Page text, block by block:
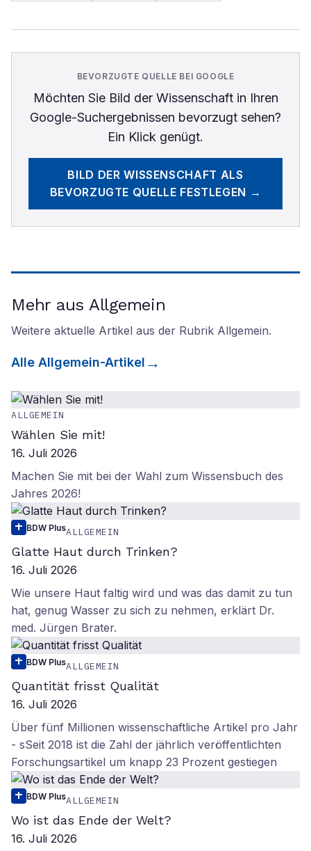
BEVORZUGTE QUELLE BEI GOOGLE
Möchten Sie Bild der Wissenschaftin Ihren
Google-Suchergebnissen bevorzugt sehen?
Ein Klick genügt.
BILD DER WISSENSCHAFT ALS
BEVORZUGTE QUELLE FESTLEGEN →
Mehr aus Allgemein
Weitere aktuelle Artikel aus der Rubrik Allgemein.
Alle Allgemein-Artikel
ALLGEMEIN
Wählen Sie mit!
16. Juli 2026
Machen Sie mit bei der Wahl zum Wissensbuch des
Jahres 2026!
BDW PlusALLGEMEIN
Glatte Haut durch Trinken?
16. Juli 2026
Wie unsere Haut faltig wird und was das damit zu tun
hat, genug Wasser zu sich zu nehmen, erklärt Dr.
med. Jürgen Brater.
BDW PlusALLGEMEIN
Quantität frisst Qualität
16. Juli 2026
Über fünf Millionen wissenschaftliche Artikel pro Jahr
- sSeit 2018 ist die Zahl der jährlich veröffentlichten
Forschungsartikel um knapp 23 Prozent gestiegen
BDW PlusALLGEMEIN
Wo ist das Ende der Welt?
16. Juli 2026